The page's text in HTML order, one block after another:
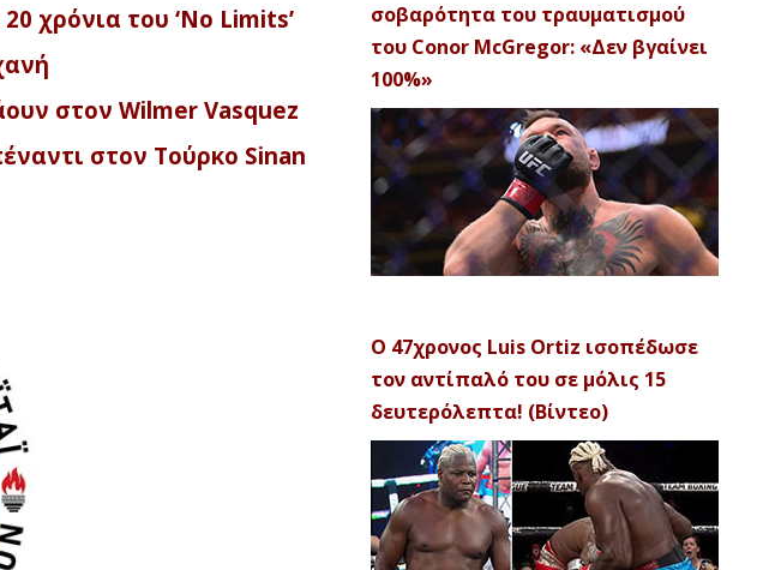
χρόνια του ‘No Limits’
στον Wilmer Vasquez
στον Τούρκο Sinan
σοβαρότητα του τραυματισμού
του Conor McGregor: «Δεν βγαίνει
100%»
Ο 47χρονος Luis Ortiz ισοπέδωσε
τον αντίπαλό του σε μόλις 15
δευτερόλεπτα! (Βίντεο)